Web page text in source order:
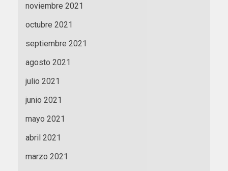
noviembre 2021
octubre 2021
septiembre 2021
agosto 2021
julio 2021
junio 2021
mayo 2021
abril 2021
marzo 2021